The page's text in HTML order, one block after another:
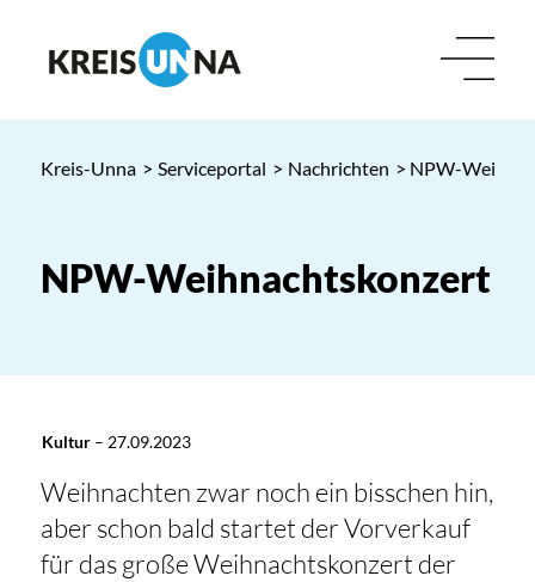
Kreis-Unna > Serviceportal > Nachrichten > NPW-
NPW-Weihnachtskonzert
Kultur– 27.09.2023
Weihnachten zwar noch ein bisschen hin,
aber schon bald startet der Vorverkauf
für das große Weihnachtskonzert der